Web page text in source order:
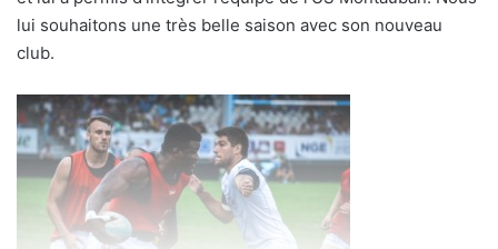
lui souhaitons une très belle saison avec son nouveau
club.